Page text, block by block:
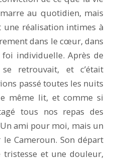
au quotidien, mais
une réalisation intimes à
dans le cœur, dans
foi individuelle. Après de
retrouvait, et c’était
passé toutes les nuits
même lit, et comme si
tous nos repas des
ami pour moi, mais un
Cameroun. Son départ
et une douleur,